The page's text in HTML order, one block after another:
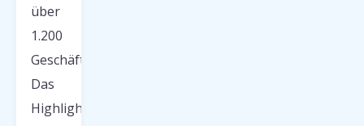
über
1.200
Geschäften.
Das
Highlight?